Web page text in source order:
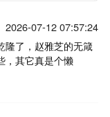
2026-07-12 07:57:24
隆了，赵雅芝的无箴
，其它真是个懒